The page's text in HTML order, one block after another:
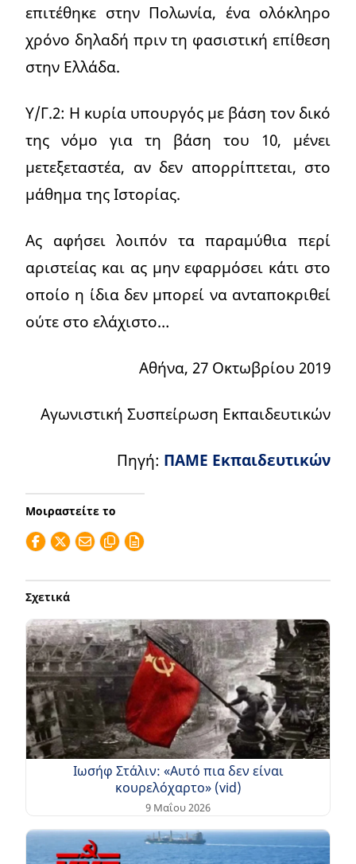
επιτέθηκε στην Πολωνία, ένα ολόκληρο
χρόνο δηλαδή πριν τη φασιστική επίθεση
στην Ελλάδα.
Υ/Γ.2: Η κυρία υπουργός με βάση τον δικό
της νόμο για τη βάση του 10, μένει
μετεξεταστέα, αν δεν απορρίπτεται, στο
μάθημα της Ιστορίας.
Ας αφήσει λοιπόν τα παραμύθια περί
αριστείας και ας μην εφαρμόσει κάτι στο
οποίο η ίδια δεν μπορεί να ανταποκριθεί
ούτε στο ελάχιστο…
Αθήνα, 27 Οκτωβρίου 2019
Αγωνιστική Συσπείρωση Εκπαιδευτικών
Πηγή: ΠΑΜΕ Εκπαιδευτικών
Μοιραστείτε το
Σχετικά
Ιωσήφ Στάλιν: «Αυτό πια δεν είναι
κουρελόχαρτο» (vid)
9 Μαΐου 2026